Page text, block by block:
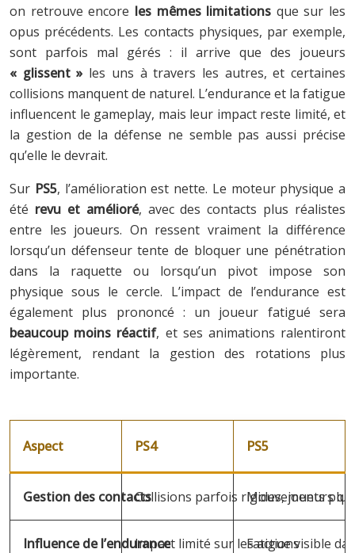
on retrouve encore les mêmes limitations que sur les
opus précédents. Les contacts physiques, par exemple,
sont parfois mal gérés : il arrive que des joueurs
« glissent » les uns à travers les autres, et certaines
collisions manquent de naturel. L’endurance et la fatigue
influencent le gameplay, mais leur impact reste limité, et
la gestion de la défense ne semble pas aussi précise
qu’elle le devrait.
Sur PS5, l’amélioration est nette. Le moteur physique a
été revu et amélioré, avec des contacts plus réalistes
entre les joueurs. On ressent vraiment la différence
lorsqu’un défenseur tente de bloquer une pénétration
dans la raquette ou lorsqu’un pivot impose son
physique sous le cercle. L’impact de l’endurance est
également plus prononcé : un joueur fatigué sera
beaucoup moins réactif, et ses animations ralentiront
légèrement, rendant la gestion des rotations plus
importante.
Aspect PS4 PS5
Gestion des contactsCollisions parfois rigides, joueurs
Mouvements
Influence de l’enduranceImpact limité sur les actions
Fatigue visible